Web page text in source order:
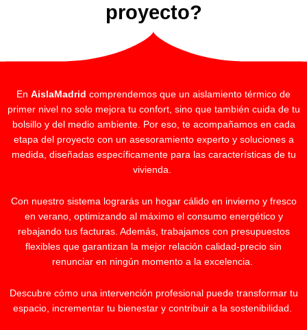
proyecto?
En AislaMadrid comprendemos que un aislamiento térmico de
primer nivel no solo mejora tu confort, sino que también cuida de tu
bolsillo y del medio ambiente. Por eso, te acompañamos en cada
etapa del proyecto con un asesoramiento experto y soluciones a
medida, diseñadas específicamente para las características de tu
vivienda.
Con nuestro sistema lograrás un hogar cálido en invierno y fresco
en verano, optimizando al máximo el consumo energético y
rebajando tus facturas. Además, trabajamos con presupuestos
flexibles que garantizan la mejor relación calidad-precio sin
renunciar en ningún momento a la excelencia.
Descubre cómo una intervención profesional puede transformar tu
espacio, incrementar tu bienestar y contribuir a la sostenibilidad.